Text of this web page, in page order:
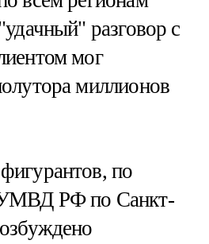
разговор с
мог
миллионов
по
РФ по Санкт-